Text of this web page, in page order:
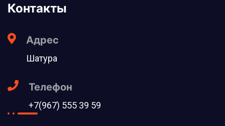
Контакты
Адрес
Шатура
Телефон
+7(967) 555 39 59